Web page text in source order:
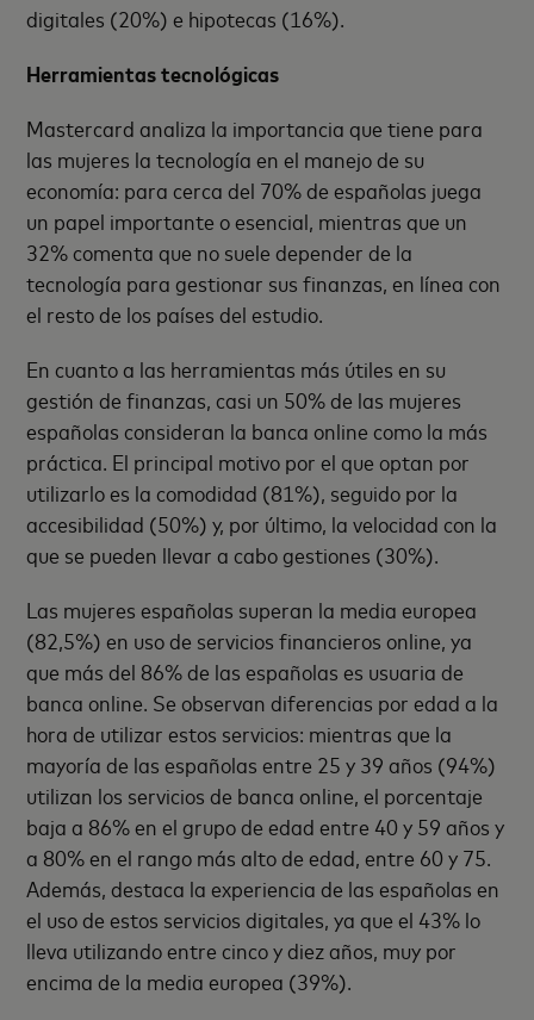
digitales (20%) e hipotecas (16%).
Herramientas tecnológicas
Mastercard analiza la importancia que tiene para
las mujeres la tecnología en el manejo de su
economía: para cerca del 70% de españolas juega
un papel importante o esencial, mientras que un
32% comenta que no suele depender de la
tecnología para gestionar sus finanzas, en línea con
el resto de los países del estudio.
En cuanto a las herramientas más útiles en su
gestión de finanzas, casi un 50% de las mujeres
españolas consideran la banca online como la más
práctica. El principal motivo por el que optan por
utilizarlo es la comodidad (81%), seguido por la
accesibilidad (50%) y, por último, la velocidad con la
que se pueden llevar a cabo gestiones (30%).
Las mujeres españolas superan la media europea
(82,5%) en uso de servicios financieros online, ya
que más del 86% de las españolas es usuaria de
banca online. Se observan diferencias por edad a la
hora de utilizar estos servicios: mientras que la
mayoría de las españolas entre 25 y 39 años (94%)
utilizan los servicios de banca online, el porcentaje
baja a 86% en el grupo de edad entre 40 y 59 años y
a 80% en el rango más alto de edad, entre 60 y 75.
Además, destaca la experiencia de las españolas en
el uso de estos servicios digitales, ya que el 43% lo
lleva utilizando entre cinco y diez años, muy por
encima de la media europea (39%).